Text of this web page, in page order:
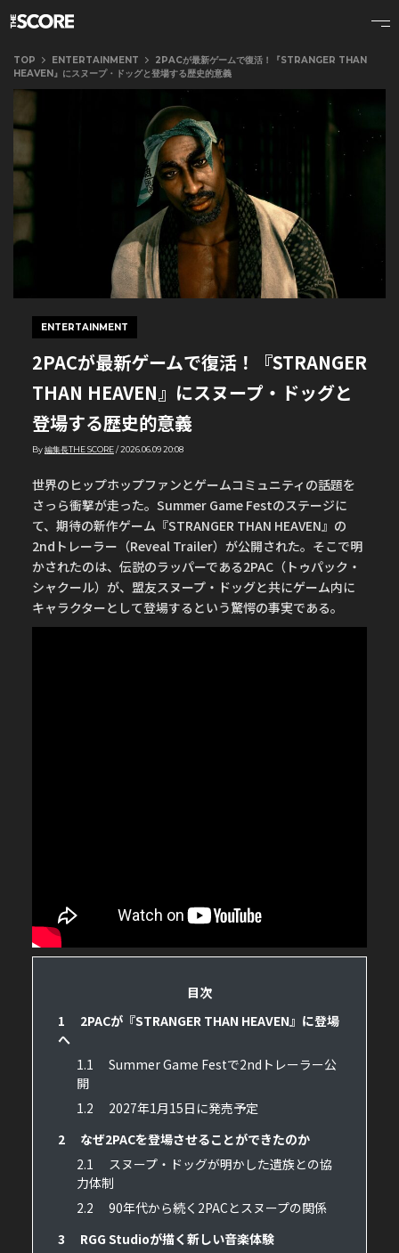
TOP ENTERTAINMENT
2PACが最新ゲームで復活！『STRANGER THAN
HEAVEN』にスヌープ・ドッグと登場する歴史的意義
ENTERTAINMENT
2PACが最新ゲームで復活！『STRANGER
THAN HEAVEN』にスヌープ・ドッグと
登場する歴史的意義
By編集長THE SCORE/2026.06.09 20:08
世界のヒップホップファンとゲームコミュニティの話題を
さっら衝撃が走った。Summer Game Festのステージに
て、期待の新作ゲーム『STRANGER THAN HEAVEN』の
2ndトレーラー（Reveal Trailer）が公開された。そこで明
かされたのは、伝説のラッパーである2PAC（トゥパック・
シャクール）が、盟友スヌープ・ドッグと共にゲーム内に
キャラクターとして登場するという驚愕の事実である。
目次
1
2PACが『STRANGER THAN HEAVEN』に登場
へ
1.1
Summer Game Festで2ndトレーラー公
開
1.2
2027年1月15日に発売予定
2
なぜ2PACを登場させることができたのか
2.1
スヌープ・ドッグが明かした遺族との協
力体制
2.2
90年代から続く2PACとスヌープの関係
3
RGG Studioが描く新しい音楽体験